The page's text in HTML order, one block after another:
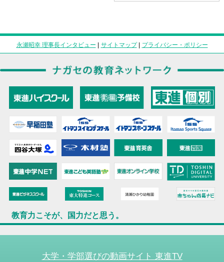
永瀬昭幸 理事長インタビュー | サイトマップ| プライバシー・ポリシー
教育力こそが、国力だと思う。
大学・学部選びの動画サイト 東進TV